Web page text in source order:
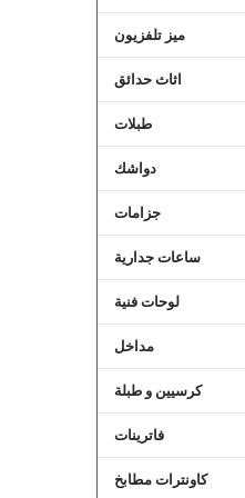
ميز تلفزيون
اثاث حدائق
طبلات
دواشك
جزامات
ساعات جدارية
لوحات فنية
مداخل
كرسيين و طبلة
فاترينات
كاونترات مطابخ